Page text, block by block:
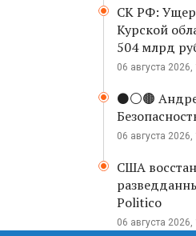
СК РФ:
Курской
504 млрд
06 августа 2026,
⚫️⚪️🟤
06 августа 2026,
США
Politico
06 августа 2026,